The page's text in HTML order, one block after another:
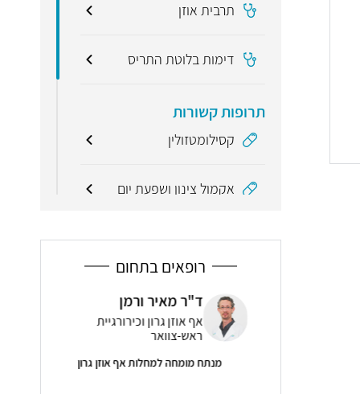
תרבית אוזן
דימות בלוטת התריס
תרופות קשורות
קסילומטזולין
אקמול צינון ושפעת יום
מונחים קשורים
תעלת השמע (תעלת
אוסטאכיוס)
אוזן
רופאים בתחום
ד"ר מאיר ורמן
אף אוזן גרון וכירורגיית
ראש-צוואר
מנתח מומחה למחלות אף אוזן גרון